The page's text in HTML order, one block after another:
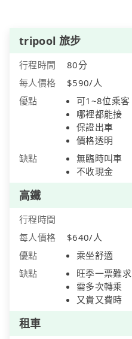
tripool 旅步
行程時間
80分
每人價格
$590/人
優點
可1~8位乘客
哪裡都能接
保證出車
價格透明
缺點
無臨時叫車
不收現金
高鐵
行程時間
每人價格
$640/人
優點
乘坐舒適
缺點
旺季一票難求
需多次轉乘
又貴又費時
租車